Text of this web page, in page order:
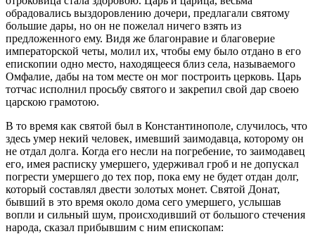
обрадовались выздоровлению дочери, предлагали святому
большие дары, но он не пожелал ничего взять из
предложенного ему. Видя же благонравие и благоверие
императорской четы, молил их, чтобы ему было отдано в его
епископии одно место, находящееся близ села, называемого
Омфалие, дабы на том месте он мог построить церковь. Царь
тотчас исполнил просьбу святого и закрепил свой дар своею
царскою грамотою.
В то время как святой был в Константинополе, случилось, что
здесь умер некий человек, имевший заимодавца, которому он
не отдал долга. Когда его несли на погребение, то заимодавец
его, имея расписку умершего, удерживал гроб и не допускал
погрести умершего до тех пор, пока ему не будет отдан долг,
который составлял двести золотых монет. Святой Донат,
бывший в это время около дома сего умершего, услышав
вопли и сильный шум, происходивший от большого стечения
народа, сказал прибывшим с ним епископам: